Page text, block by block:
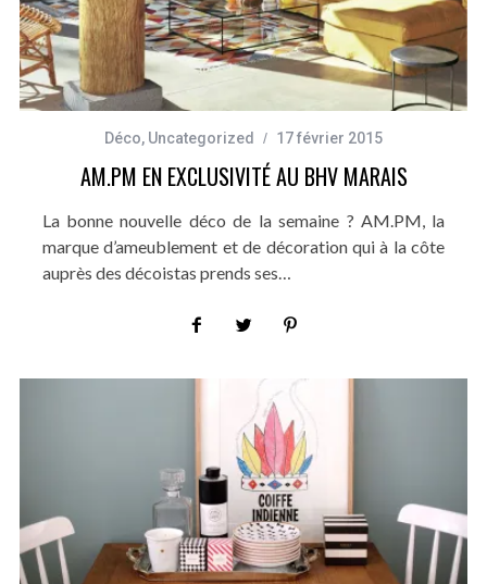
Déco, Uncategorized 17 février 2015
AM.PM EN EXCLUSIVITÉ AU BHV MARAIS
La bonne nouvelle déco de la semaine ? AM.PM, la
marque d’ameublement et de décoration qui à la côte
auprès des décoistas prends ses…